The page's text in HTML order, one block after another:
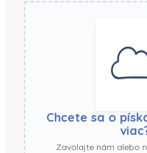
Chcete sa o
Zavolajte nám alebo